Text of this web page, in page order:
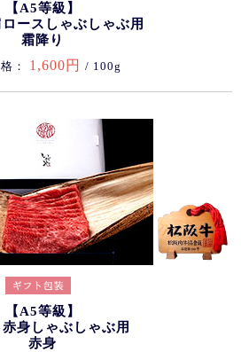
【A5等級】
ースしゃぶしゃぶ用
霜降り
： 1,600円 / 100g
【A5等級】
身しゃぶしゃぶ用
赤身